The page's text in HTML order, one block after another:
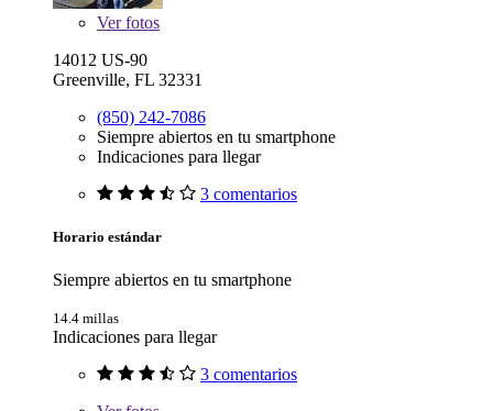
Verfotos
14012 US-90
Greenville, FL 32331
(850) 242-7086
Siempre abiertos en tu smartphone
Indicaciones para llegar
3 comentarios
Horario estándar
Siempre abiertos en tu smartphone
14.4 millas
Indicaciones para llegar
3 comentarios